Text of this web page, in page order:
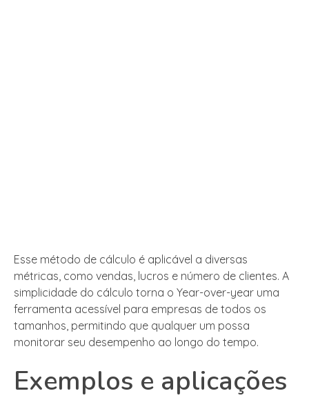
Esse método de cálculo é aplicável a diversas
métricas, como vendas, lucros e número de clientes. A
simplicidade do cálculo torna o Year-over-year uma
ferramenta acessível para empresas de todos os
tamanhos, permitindo que qualquer um possa
monitorar seu desempenho ao longo do tempo.
Exemplos e aplicações